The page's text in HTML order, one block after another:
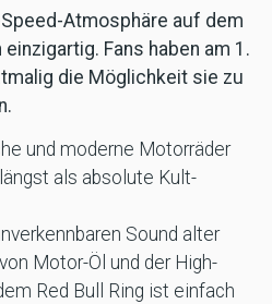
Atmosphäre auf dem
Fans haben am 1.
die Möglichkeit sie zu
und moderne Motorräder
als absolute Kult-
Sound alter
Motor-Öl und der High-
Red Bull Ring ist einfach